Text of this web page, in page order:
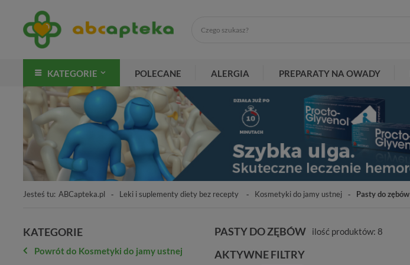
KATEGORIE POLECANE ALERGIA PREPARATY NA OWADY
Jesteś tu: ABCapteka.pl Leki i suplementy diety bez recepty Kosmetyki do jamy ustnej Pasty do zębów
KATEGORIE
Powrót do Kosmetyki do jamy ustnej
PASTY DO ZĘBÓW ilość produktów: 8
AKTYWNE FILTRY